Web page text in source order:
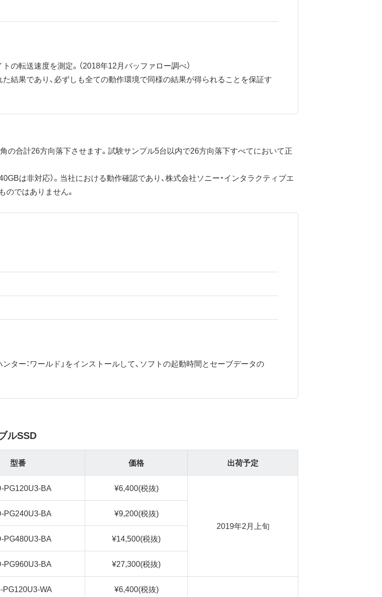
転送速度を測定。（2018年12月バッファロー調べ）
結果であり、必ずしも全ての動作環境で同様の結果が得られることを保証す
の合計26方向落下させます。試験サンプル5台以内で26方向落下すべてにおいて正
は非対応）。当社における動作確認であり、株式会社ソニー・インタラクティブエ
ではありません。
ター：ワールド」をインストールして、ソフトの起動時間とセーブデータの
ルSSD
型番 価格 出荷予定
PG120U3-BA ¥6,400(税抜)
2019年2月上旬
PG240U3-BA ¥9,200(税抜)
PG480U3-BA ¥14,500(税抜)
PG960U3-BA ¥27,300(税抜)
PG120U3-WA ¥6,400(税抜)